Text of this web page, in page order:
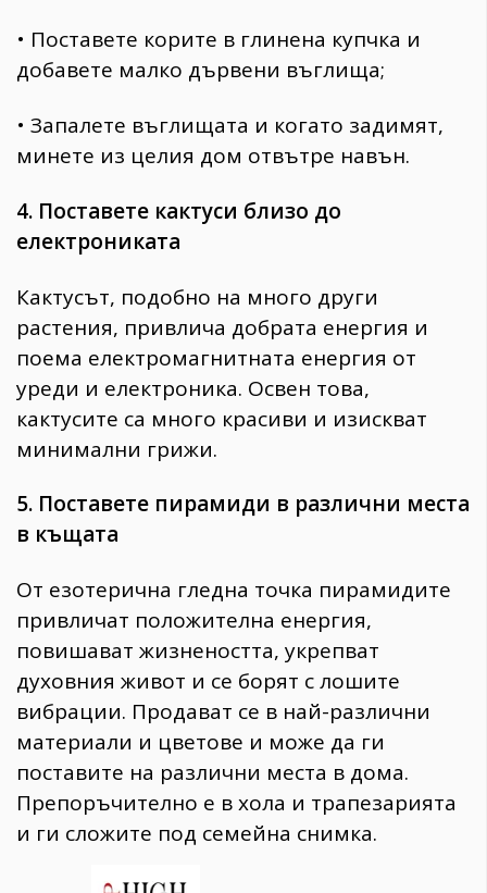
• Поставете корите в глинена купчка и
добавете малко дървени въглища;
• Запалете въглищата и когато задимят,
минете из целия дом отвътре навън.
4. Поставете кактуси близо до
електрониката
Кактусът, подобно на много други
растения, привлича добрата енергия и
поема електромагнитната енергия от
уреди и електроника. Освен това,
кактусите са много красиви и изискват
минимални грижи.
5. Поставете пирамиди в различни места
в къщата
От езотерична гледна точка пирамидите
привличат положителна енергия,
повишават жизнеността, укрепват
духовния живот и се борят с лошите
вибрации. Продават се в най-различни
материали и цветове и може да ги
поставите на различни места в дома.
Препоръчително е в хола и трапезарията
и ги сложите под семейна снимка.